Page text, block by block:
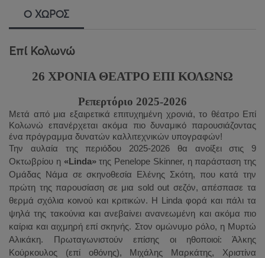
Ο ΧΩΡΟΣ
Επί Κολωνώ
26 ΧΡΟΝΙΑ ΘΕΑΤΡΟ ΕΠΙ ΚΟΛΩΝΩ
Ρεπερτόριο 2025-2026
Μετά από μια εξαιρετικά επιτυχημένη χρονιά, το θέατρο Επί
Κολωνώ επανέρχεται ακόμα πιο δυναμικό παρουσιάζοντας
ένα πρόγραμμα δυνατών καλλιτεχνικών υπογραφών!
Την αυλαία της περιόδου 2025-2026 θα ανοίξει στις 9
Οκτωβρίου η «Linda»της Penelope Skinner, η παράσταση της
Ομάδας Νάμα σε σκηνοθεσία Ελένης Σκότη, που κατά την
πρώτη της παρουσίαση σε μια sold out σεζόν, απέσπασε τα
θερμά σχόλια κοινού και κριτικών. Η Linda φορά και πάλι τα
ψηλά της τακούνια και ανεβαίνει ανανεωμένη και ακόμα πιο
καίρια και αιχμηρή επί σκηνής. Στον ομώνυμο ρόλο, η Μυρτώ
Αλικάκη. Πρωταγωνιστούν επίσης οι ηθοποιοί: Άλκης
Κούρκουλος (επί οθόνης), Μιχάλης Μαρκάτης, Χριστίνα